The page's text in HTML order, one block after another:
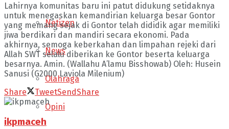
Netizen
News
Olahraga
Opini
Lahirnya komunitas baru ini patut didukung setidaknya
untuk menegaskan kemandirian keluarga besar Gontor
yang memang sejak di Gontor telah dididik agar memiliki
jiwa berdikari dan mandiri secara ekonomi. Pada
akhirnya, semoga keberkahan dan limpahan rejeki dari
Allah SWT selalu diberikan ke Gontor beserta keluarga
besarnya. Amin. (Wallahu A’lamu Bisshowab) Oleh: Husein
Sanusi (G2000 Laviola Milenium)
Share
TweetSendShare
ikpmaceh